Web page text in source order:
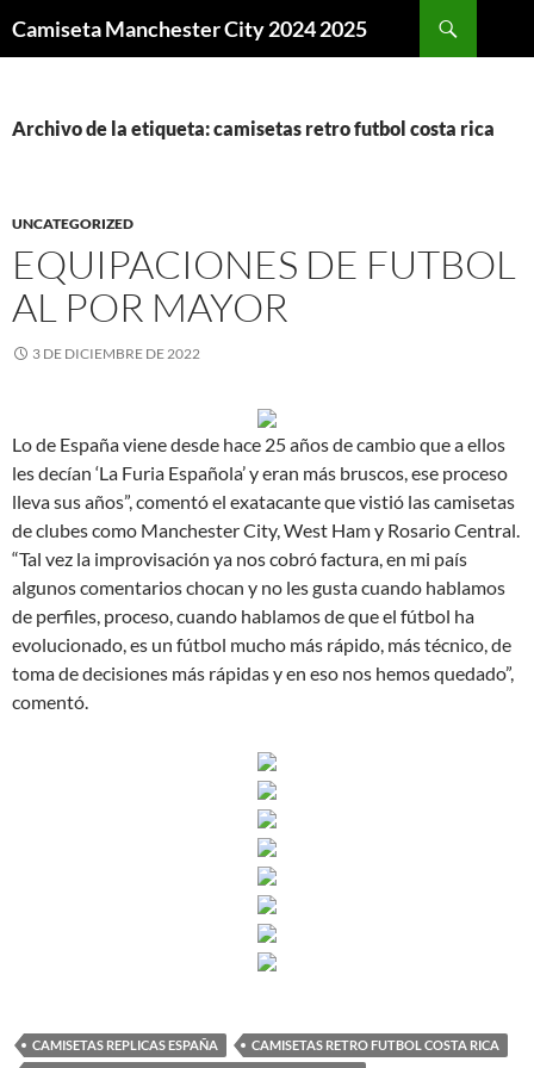
Camiseta Manchester City 2024 2025
Archivo de la etiqueta: camisetas retro futbol costa rica
UNCATEGORIZED
EQUIPACIONES DE FUTBOL
AL POR MAYOR
3 DE DICIEMBRE DE 2022
Lo de España viene desde hace 25 años de cambio que a ellos
les decían ‘La Furia Española’ y eran más bruscos, ese proceso
lleva sus años”, comentó el exatacante que vistió las camisetas
de clubes como Manchester City, West Ham y Rosario Central.
“Tal vez la improvisación ya nos cobró factura, en mi país
algunos comentarios chocan y no les gusta cuando hablamos
de perfiles, proceso, cuando hablamos de que el fútbol ha
evolucionado, es un fútbol mucho más rápido, más técnico, de
toma de decisiones más rápidas y en eso nos hemos quedado”,
comentó.
CAMISETAS REPLICAS ESPAÑA
CAMISETAS RETRO FUTBOL COSTA RICA